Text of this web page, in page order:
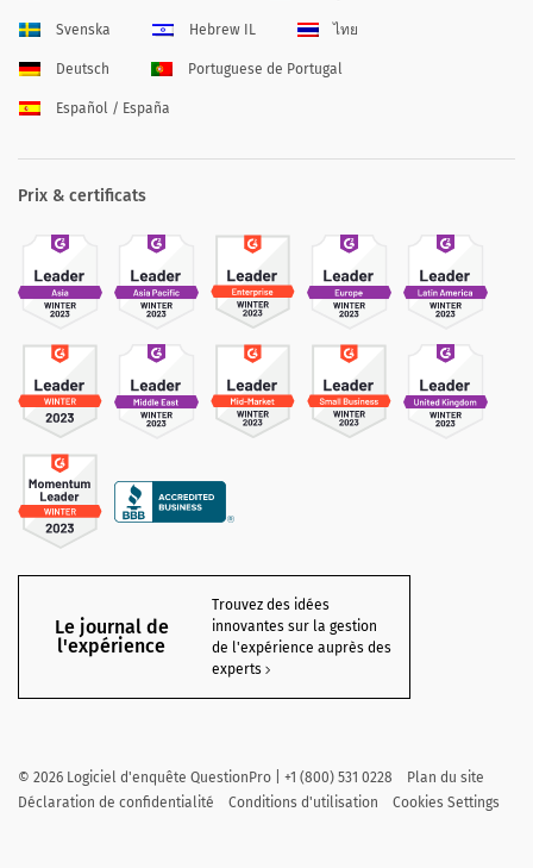
Svenska Hebrew IL ไทย
Deutsch Portuguese de Portugal
Español / España
Prix & certificats
Le journal de
l'expérience
Trouvez des idées
innovantes sur la gestion
de l'expérience auprès des
experts
© 2026 Logiciel d'enquête QuestionPro | +1 (800) 531 0228
Plan du site
Déclaration de confidentialité
Conditions d'utilisation Cookies Settings